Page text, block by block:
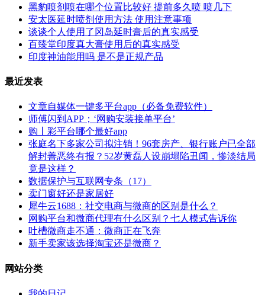
黑豹喷剂喷在哪个位置比较好 提前多久喷 喷几下
安太医延时喷剂使用方法 使用注意事项
谈谈个人使用了冈岛延时膏后的真实感受
百臻堂印度真大膏使用后的真实感受
印度神油能用吗 是不是正规产品
最近发表
文章自媒体一键多平台app（必备免费软件）
师傅闪到APP；‘网购安装接单平台’
购丨彩平台哪个最好app
张庭名下多家公司拟注销！96套房产、银行账户已全部
解封善恶终有报？52岁黄磊人设崩塌陷丑闻，惨淡结局
竟是这样？
数据保护与互联网专条（17）
卖门窗好还是家居好
犀牛云1688：社交电商与微商的区别是什么？
网购平台和微商代理有什么区别？七人模式告诉你
吐槽微商走不通：微商正在飞奔
新手卖家该选择淘宝还是微商？
网站分类